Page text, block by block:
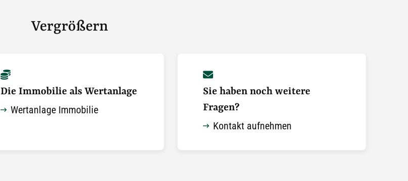
Vergrößern
Die Immobilie als Wertanlage
Wertanlage Immobilie
Sie haben noch weitere
Fragen?
Kontakt aufnehmen